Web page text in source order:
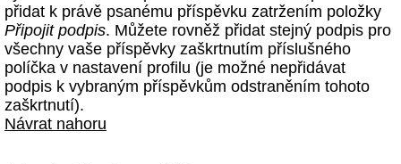
přidat k právě psanému příspěvku zatržením položky
Připojit podpis. Můžete rovněž přidat stejný podpis pro
všechny vaše příspěvky zaškrtnutím příslušného
políčka v nastavení profilu (je možné nepřidávat
podpis k vybraným příspěvkům odstraněním tohoto
zaškrtnutí).
Návrat nahoru